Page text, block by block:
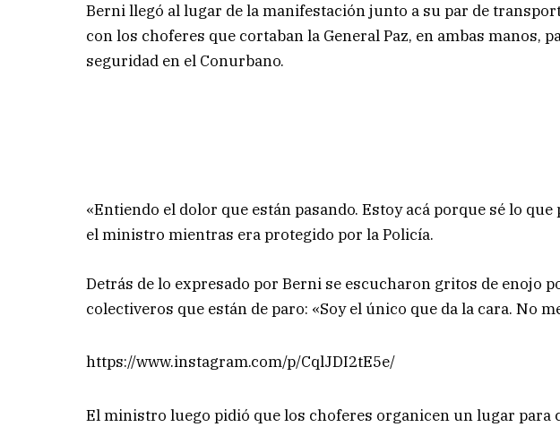
Berni llegó al lugar de la manifestación junto a su par de
con los choferes que cortaban la General Paz, en ambas manos,
seguridad en el Conurbano.
«Entiendo el dolor que están pasando. Estoy acá porque sé lo
el ministro mientras era protegido por la Policía.
Detrás de lo expresado por Berni se escucharon gritos de enojo
colectiveros que están de paro: «Soy el único que da la cara. No
https://www.instagram.com/p/CqlJDI2tE5e/
El ministro luego pidió que los choferes organicen un lugar para